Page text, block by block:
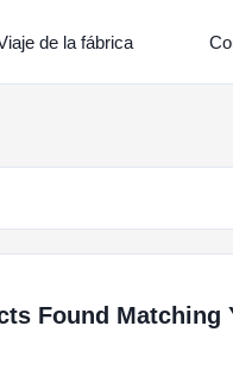
de la fábrica
Found Matching